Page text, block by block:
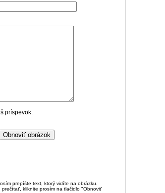
príspevok.
prepíšte text, ktorý vidíte na obrázku.
kliknite prosím na tlačidlo "Obnoviť